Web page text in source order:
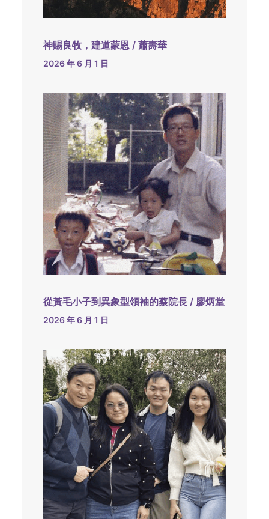
神賜良牧，建道蒙恩 / 蕭壽華
2026 年 6 月 1 日
從黃毛小子到異象型領袖的蔡院長 / 廖炳堂
2026 年 6 月 1 日